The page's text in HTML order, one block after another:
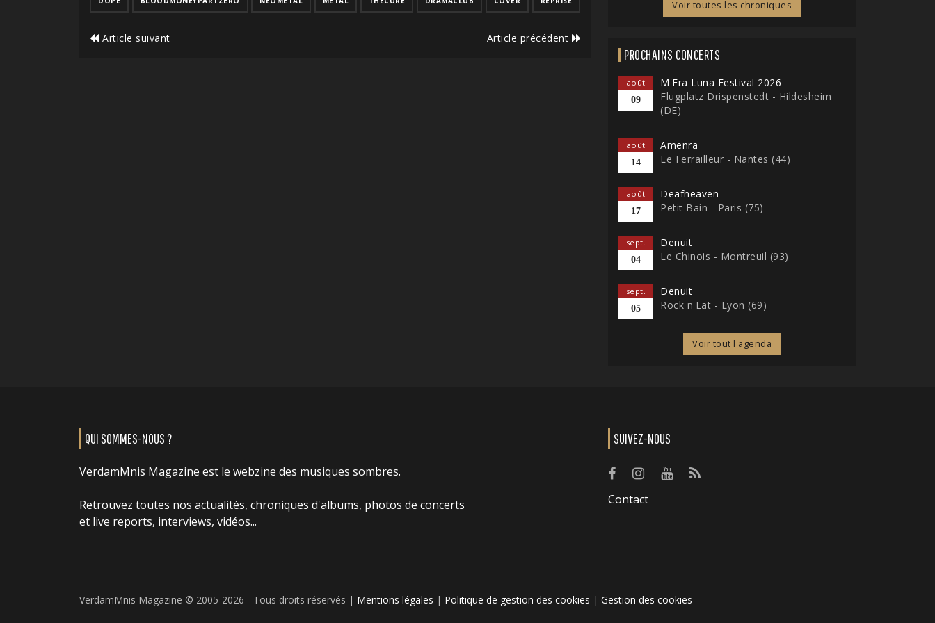
Article suivant Article précédent
Voir toutes les chroniques
PROCHAINS CONCERTS
août
09
M'Era Luna Festival 2026
Flugplatz Drispenstedt - Hildesheim
(DE)
août
14
Amenra
Le Ferrailleur - Nantes (44)
août
17
Deafheaven
Petit Bain - Paris (75)
sept.
04
Denuit
Le Chinois - Montreuil (93)
sept.
05
Denuit
Rock n'Eat - Lyon (69)
Voir tout l'agenda
QUI SOMMES-NOUS ?
VerdamMnis Magazine est le webzine des musiques sombres.
Retrouvez toutes nos actualités, chroniques d'albums, photos de concerts
et live reports, interviews, vidéos...
SUIVEZ-NOUS
Contact
VerdamMnis Magazine © 2005-2026 - Tous droits réservés | Mentions légales | Politique de gestion des cookies | Gestion des cookies